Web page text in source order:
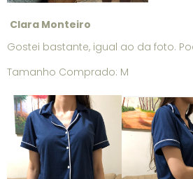
Clara Monteiro
Gostei bastante, igual ao da foto.
Tamanho Comprado: M